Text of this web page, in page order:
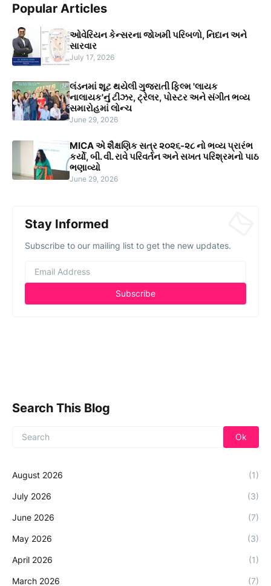
Popular Articles
ઓવેરિયન કેન્સરના જોખમી પરિબળો, નિદાન અને
સારવાર
July 17, 2026
લંડનમાં શૂટ થયેલી ગુજરાતી ફિલ્મ 'લાયક
નાલાયક'નું ટીઝર, ટ્રેલર, પોસ્ટર અને સંગીત ભવ્ય
સમારોહમાં લોન્ચ
June 29, 2026
MICA એ શૈક્ષણિક સત્ર ૨૦૨૬-૨૮ નો ભવ્ય પ્રારંભ
કર્યો, બી. વી. રાવે પરિવર્તન અને સખત પરિશ્રમનો પાઠ
ભણાવ્યો
June 29, 2026
Stay Informed
Subscribe to our mailing list to get the new updates.
Search This Blog
August 2026 (1)
July 2026 (3)
June 2026 (7)
May 2026 (3)
April 2026 (1)
March 2026 (7)